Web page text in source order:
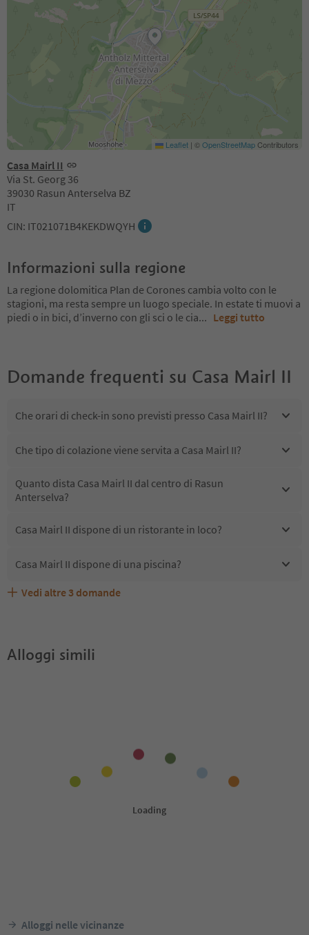
Casa Mairl II
Via St. Georg 36
39030 Rasun Anterselva BZ
IT
CIN: IT021071B4KEKDWQYH
Leaflet | ©OpenStreetMapContributors
Informazioni sulla regione
La regione dolomitica Plan de Corones cambia volto con le
stagioni, ma resta sempre un luogo speciale. In estate ti muovi a
piedi o in bici, d’inverno con gli sci o le cia... Leggi tutto
Domande frequenti su Casa Mairl II
Che orari di check-in sono previsti presso Casa Mairl II?
Che tipo di colazione viene servita a Casa Mairl II?
Quanto dista Casa Mairl II dal centro di Rasun
Anterselva?
Casa Mairl II dispone di un ristorante in loco?
Casa Mairl II dispone di una piscina?
Casa Mairl II accetta animali domestici?
Quali servizi/attività sono disponibili presso Casa Mairl
Gli ospiti di Casa Mairl II ricevono l'Alto Adige Guest Pass?
Vedi altre 3 domande
Alloggi simili
Alloggi nelle vicinanze